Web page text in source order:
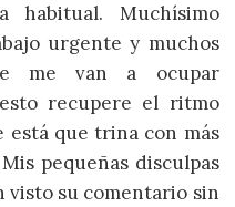
habitual. Muchísimo
urgente y muchos
me van a ocupar
recupere el ritmo
está que trina con más
pequeñas disculpas
visto su comentario sin